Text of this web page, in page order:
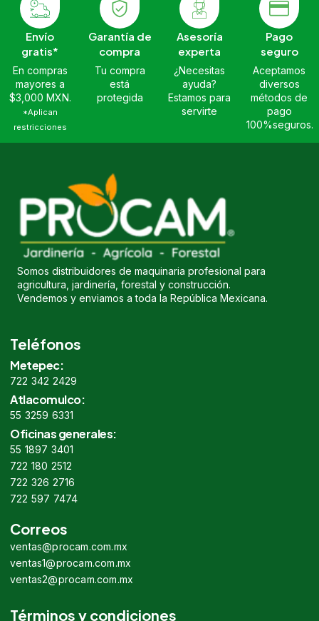
Envío
gratis*
En compras
mayores a
$3,000 MXN.
*Aplican
restricciones
Garantía de
compra
Tu compra
está
protegida
Asesoría
experta
¿Necesitas
ayuda?
Estamos para
servirte
Pago
seguro
Aceptamos
diversos
métodos de
pago
100%seguros.
Somos distribuidores de maquinaria profesional para
agricultura, jardinería, forestal y construcción.
Vendemos y enviamos a toda la República Mexicana.
Teléfonos
Metepec:
722 342 2429
Atlacomulco:
55 3259 6331
Oficinas generales:
55 1897 3401
722 180 2512
722 326 2716
722 597 7474
Correos
ventas@procam.com.mx
ventas1@procam.com.mx
ventas2@procam.com.mx
Términos y condiciones